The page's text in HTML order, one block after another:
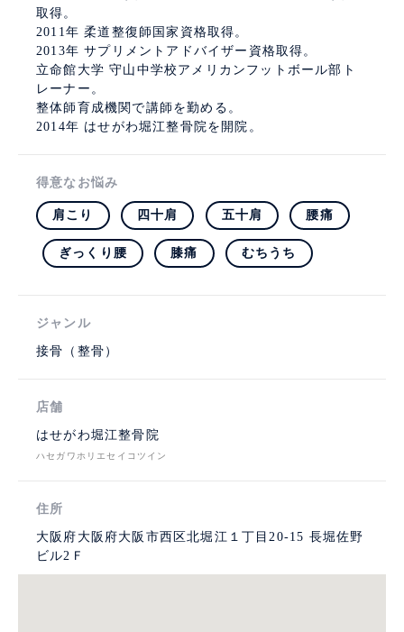
取得。
2011年 柔道整復師国家資格取得。
2013年 サプリメントアドバイザー資格取得。
立命館大学 守山中学校アメリカンフットボール部ト
レーナー。
整体師育成機関で講師を勤める。
2014年 はせがわ堀江整骨院を開院。
得意なお悩み
肩こり 四十肩 五十肩 腰痛
ぎっくり腰 膝痛 むちうち
ジャンル
接骨（整骨）
店舗
はせがわ堀江整骨院
ハセガワホリエセイコツイン
住所
大阪府大阪府大阪市西区北堀江１丁目20-15 長堀佐野
ビル2Ｆ